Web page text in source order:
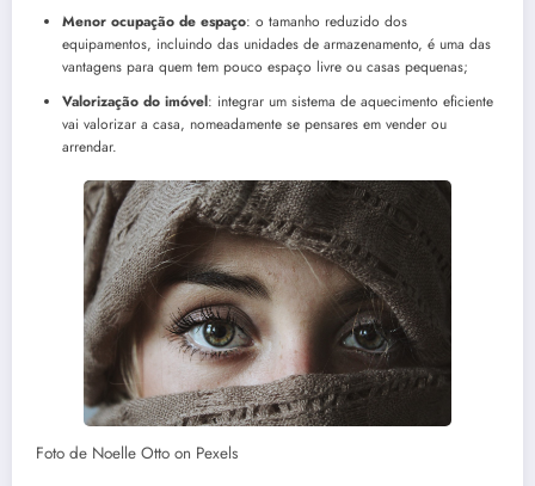
Menor ocupação de espaço: o tamanho reduzido dos
equipamentos, incluindo das unidades de armazenamento, é uma das
vantagens para quem tem pouco espaço livre ou casas pequenas;
Valorização do imóvel: integrar um sistema de aquecimento eficiente
vai valorizar a casa, nomeadamente se pensares em vender ou
arrendar.
Foto de Noelle Otto on Pexels